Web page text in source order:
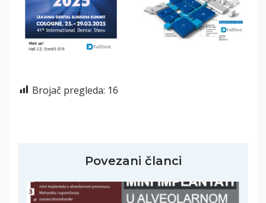
Brojač pregleda: 16
Povezani članci